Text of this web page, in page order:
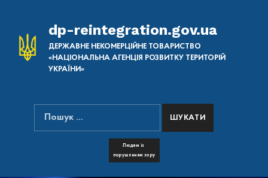
dp-reintegration.gov.ua
ДЕРЖАВНЕ НЕКОМЕРЦІЙНЕ ТОВАРИСТВО
«НАЦІОНАЛЬНА АГЕНЦІЯ РОЗВИТКУ ТЕРИТОРІЙ
УКРАЇНИ»
ПОШУК НА САЙТІ
Пошук:
Людям із
порушенням зору